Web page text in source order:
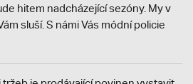
hitem nadcházející sezóny. My v
sluší. S námi Vás módní policie